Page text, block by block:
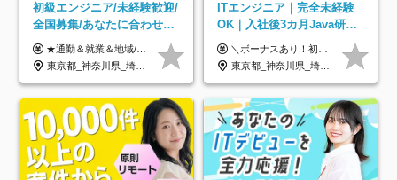
初級エンジニア/未経験歓迎/
全国募集/あなたに合わせた
オリジナル研修をご用
意/AI・IoT/残業平均8時間
★通勤＆就業＆地域/住宅＆役職手当あり ★残業代は全額支給 ★選べる給与制度あり！ ■東京・神奈川・千葉・埼玉勤務の場合 月給24.5万円～55万円＋諸手当 （残業代は全額支給） (20,000円の地域/住宅手当込み) ■愛知・京都・大阪・兵庫勤務の場合 月給24万円以上＋諸手当 （残業代は全額支給） (15,000円の地域/住宅手当込み) ■茨城・栃木・群馬・静岡・三重・滋賀・広島・福岡勤務の場合 月給23.5万円以上＋諸手当 （残業代は全額支給） (10,000円の地域/住宅手当込み) ■北海道・宮城・山梨・長野・岐阜・奈良・和歌山・岡山勤務の場合 月給23万円以上＋諸手当 （残業代は全額支給） (5,000円の地域/住宅手当込み) ■その他のエリア勤務の場合 月給22.5万円以上＋諸手当 （残業代は全額支給） ※経験や能力を考慮し、当社規定により優遇します 【昇給：年一回実施】 【選べる給与制度】 ★収入を重視する方に… 「変動型人事制度」の選択も可能（派遣先からの評価に応じて収入アップ！） ※年2回のタイミングで希望者と面談の上決定します。
東京都_神奈川県_埼玉県_千葉県_大阪府_愛知県_北海道_岩手県_宮城県_山形県_福島県_茨城県_栃木県_群馬県_山梨県_長野県_富山県_石川県_静岡県_岐阜県_三重県_兵庫県_京都府_滋賀県_奈良県_広島県_岡山県_山口県_愛媛県_福岡県_熊本県_長崎県
ITエンジニア｜完全未経験
OK｜入社後3カ月Java研修
｜リモート率8割以上｜充実
のキャリア支援｜残業月10h
＼ボーナスあり！初年度から年収300万円以上／ ■月給25万円～35万円＋残業代全額支給＋各種手当＋賞与年1回 ◎経験・年齢・スキルなどを考慮し、できるだけ優遇します ◎試用期間中(3カ月)は契約社員で、月給21万円＋諸手当になります。 (試用期間中は残業が発生しません。その他の待遇に変更はありません) ----------------- ＼3つの評価軸！実力次第で早期収入アップ！／ 【1】スキル(IT理解、実装力、設計) 【2】実務力(現場評価、コミュ力、品質) 【3】姿勢(自走力、意欲、責任感) この3つの評価軸で、3カ月ごとに評価。社内グレードにより、給与が決まる明確な仕組みです。何ができれば給与が上がるのか分かりやすく、実力や努力次第で早期に収入を増やせます！ 【固定残業代について】 なし（残業代は、実際の労働時間に応じて別途全額支給）
東京都_神奈川県_埼玉県_千葉県_大阪府_愛知県_北海道_青森県_岩手県_宮城県_秋田県_山形県_福島県_茨城県_栃木県_群馬県_新潟県_山梨県_長野県_富山県_石川県_福井県_静岡県_岐阜県_三重県_兵庫県_京都府_滋賀県_奈良県_和歌山県_広島県_岡山県_鳥取県_島根県_山口県_徳島県_香川県_愛媛県_高知県_福岡県_熊本県_佐賀県_長崎県_大分県_宮崎県_鹿児島県_沖縄県